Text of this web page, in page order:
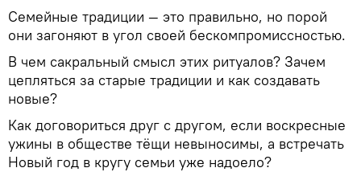
Семейные традиции — это правильно, но порой
они загоняют в угол своей бескомпромиссностью.
В чем сакральный смысл этих ритуалов? Зачем
цепляться за старые традиции и как создавать
новые?
Как договориться друг с другом, если воскресные
ужины в обществе тёщи невыносимы, а встречать
Новый год в кругу семьи уже надоело?